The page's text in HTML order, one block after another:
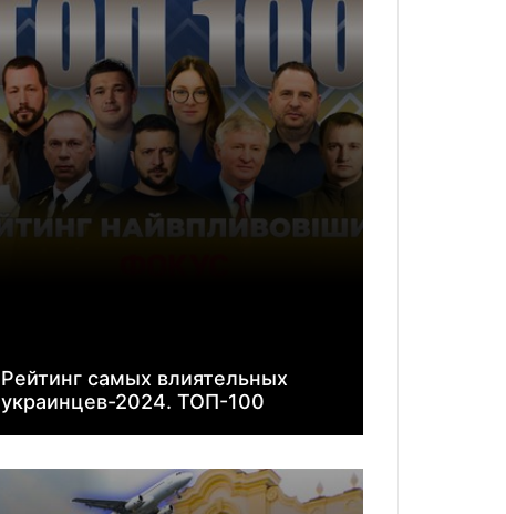
Рейтинг самых влиятельных
украинцев-2024. ТОП-100